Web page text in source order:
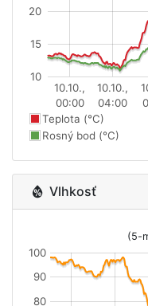
10.10.,
00:00
10.10.,
04:00
10
15
20
Teplota (°C)
Rosný bod (°C)
Vlhkosť
(5-
80
90
100